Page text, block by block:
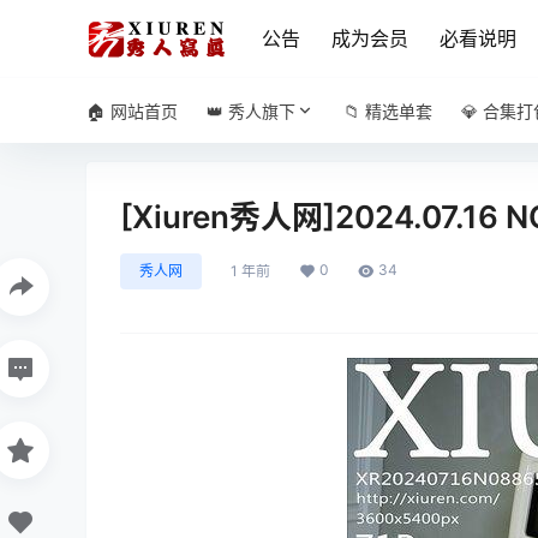
公告 成为会员 必看说明
🏠 网站首页 👑 秀人旗下 📁 精选单套 💎 合集打
[Xiuren秀人网]2024.07.16
秀人网 1 年前 0 34